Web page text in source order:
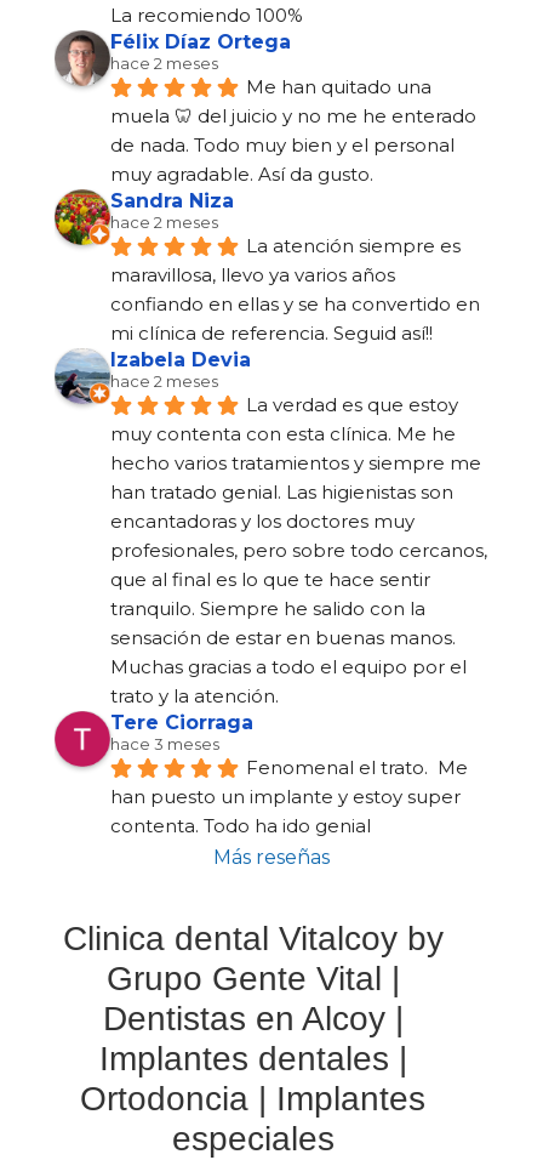
La recomiendo 100%
Félix Díaz Ortega
hace 2 meses
Me han quitado una
muela 🦷 del juicio y no me he enterado
de nada. Todo muy bien y el personal
muy agradable. Así da gusto.
Sandra Niza
hace 2 meses
La atención siempre es
maravillosa, llevo ya varios años
confiando en ellas y se ha convertido en
mi clínica de referencia. Seguid así!!
Izabela Devia
hace 2 meses
La verdad es que estoy
muy contenta con esta clínica. Me he
hecho varios tratamientos y siempre me
han tratado genial. Las higienistas son
encantadoras y los doctores muy
profesionales, pero sobre todo cercanos,
que al final es lo que te hace sentir
tranquilo. Siempre he salido con la
sensación de estar en buenas manos.
Muchas gracias a todo el equipo por el
trato y la atención.
Tere Ciorraga
hace 3 meses
Fenomenal el trato.  Me
han puesto un implante y estoy super
contenta. Todo ha ido genial
Más reseñas
Clinica dental Vitalcoy by
Grupo Gente Vital |
Dentistas en Alcoy |
Implantes dentales |
Ortodoncia | Implantes
especiales